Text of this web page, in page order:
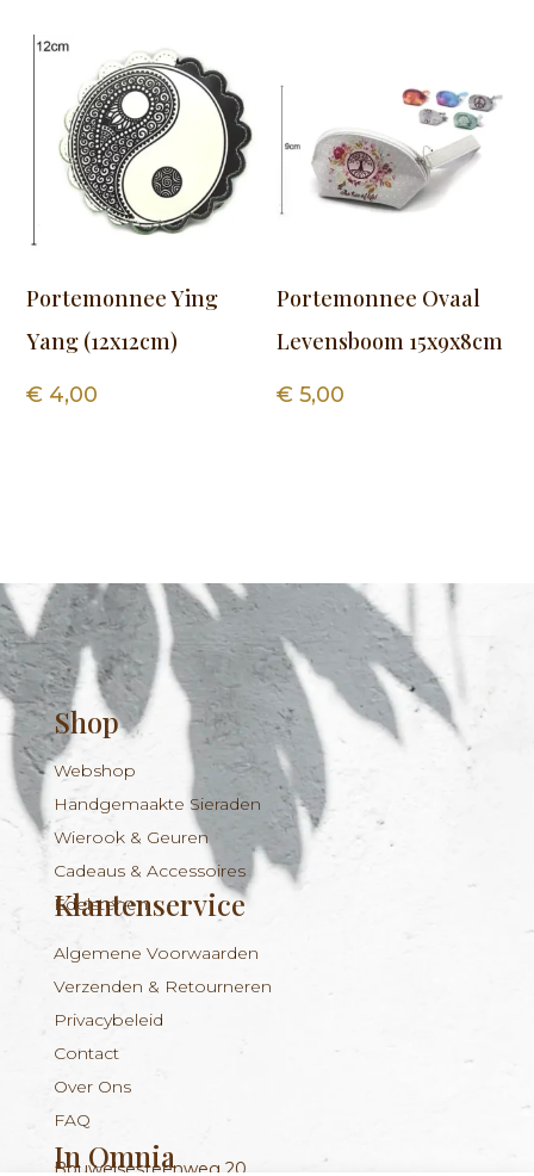
Portemonnee Ying
Yang (12x12cm)
€ 4,00
Portemonnee Ovaal
Levensboom 15x9x8cm
€ 5,00
Shop
Webshop
Handgemaakte Sieraden
Wierook & Geuren
Cadeaus & Accessoires
Edelstenen
Klantenservice
Algemene Voorwaarden
Verzenden & Retourneren
Privacybeleid
Contact
Over Ons
FAQ
In Omnia
Bouwelsesteenweg 20